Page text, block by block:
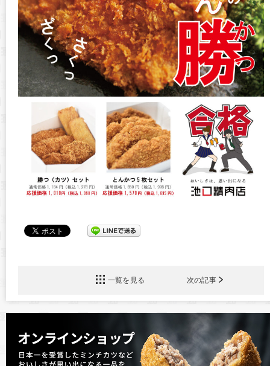
一覧を見る 次の記事